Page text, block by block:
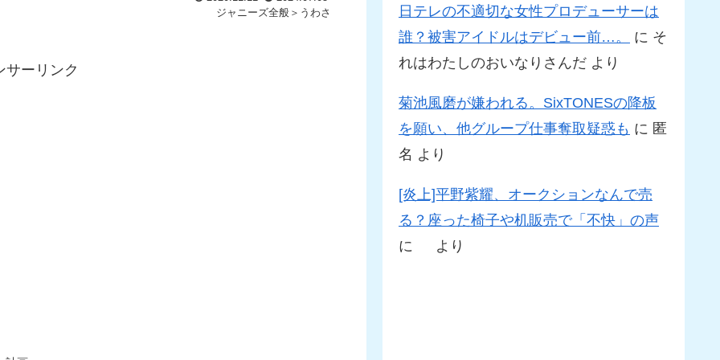
ジャニーズ全般＞うわさ
サーリンク
日テレの不適切な女性プロデューサーは
誰？被害アイドルはデビュー前…。
に そ
れはわたしのおいなりさんだ より
菊池風磨が嫌われる。SixTONESの降板
を願い、他グループ仕事奪取疑惑も に 匿
名 より
[炎上]平野紫耀、オークションなんで売
る？座った椅子や机販売で「不快」の声
に
より